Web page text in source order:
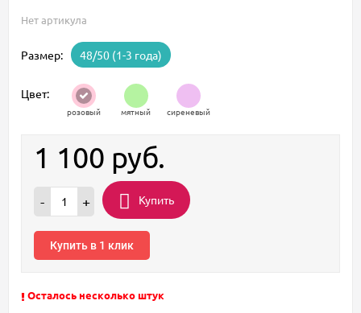
Нет артикула
Размер: 48/50 (1-3 года)
Цвет:
розовый мятный сиреневый
1 100 руб.
- + Купить
Купить в 1 клик
Осталось несколько штук